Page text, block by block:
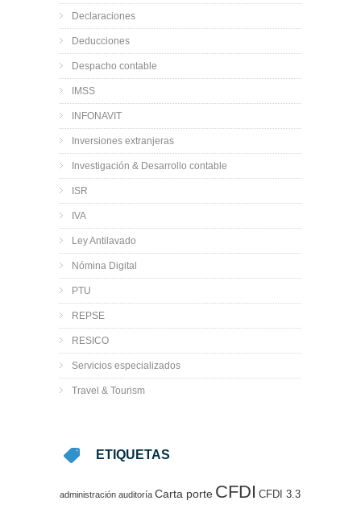
Declaraciones
Deducciones
Despacho contable
IMSS
INFONAVIT
Inversiones extranjeras
Investigación & Desarrollo contable
ISR
IVA
Ley Antilavado
Nómina Digital
PTU
REPSE
RESICO
Servicios especializados
Travel & Tourism
ETIQUETAS
administración auditoría Carta porte CFDI CFDI 3.3